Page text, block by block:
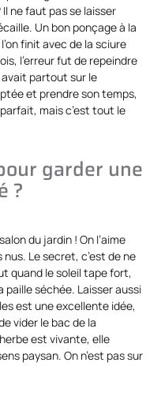
ne faut pas se laisser
Un bon ponçage à la
finit avec de la sciure
l’erreur fut de repeindre
avait partout sur le
et prendre son temps,
mais c’est tout le
garder une
?
du jardin ! On l’aime
Le secret, c’est de ne
quand le soleil tape fort,
paille séchée. Laisser aussi
est une excellente idée,
vider le bac de la
est vivante, elle
paysan. On n’est pas sur